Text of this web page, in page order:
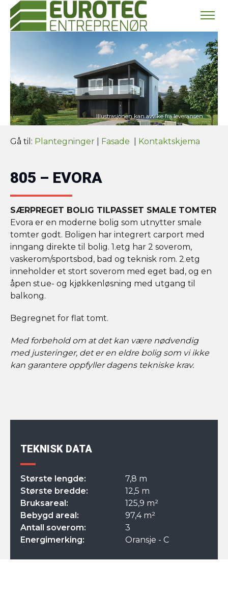
Gå til: Plantegninger Fasade Kontaktskjema
805 – EVORA
SÆRPREGET BOLIG TILPASSET SMALE TOMTER
Evora er en moderne bolig som utnytter smale
tomter godt. Boligen har integrert carport med
inngang direkte til bolig. 1.etg har 2 soverom,
vaskerom/sportsbod, bad og teknisk rom. 2.etg
inneholder et stort soverom med eget bad, og en
åpen stue- og kjøkkenløsning med utgang til
balkong.
Begregnet for flat tomt.
Med forbehold om at det kan være nødvendig
med justeringer, det er en eldre bolig som vi ikke
kan garantere oppfyller dagens tekniske krav.
TEKNISK DATA
Største lengde:
7,8 m
Største bredde:
12,5 m
Bruksareal:
125,9 m²
Bebygd areal:
97,4 m²
Antall soverom:
3
Energimerking:
Oransje - C